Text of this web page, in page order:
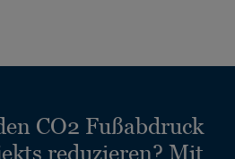
CO2 Fußabdruck
reduzieren? Mit